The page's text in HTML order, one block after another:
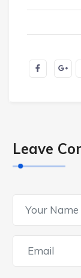
Leave